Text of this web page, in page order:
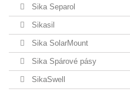
Sika Separol
Sikasil
Sika SolarMount
Sika Spárové pásy
SikaSwell